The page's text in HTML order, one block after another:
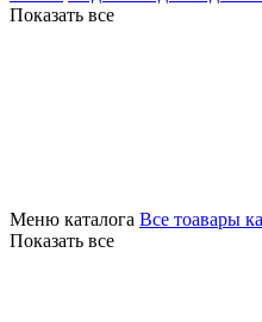
Показать все
Меню каталога Все тоавары
Показать все